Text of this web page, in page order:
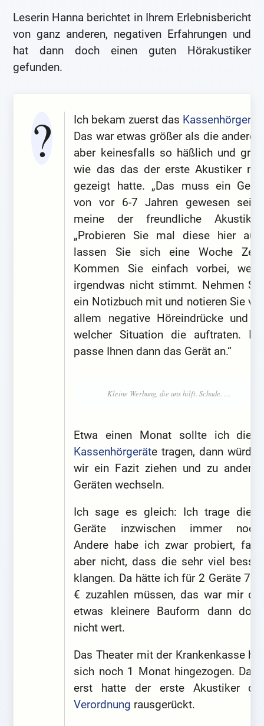
Leserin Hanna berichtet in Ihrem Erlebnisbericht
von ganz anderen, negativen Erfahrungen und
hat dann doch einen guten Hörakustiker
gefunden.
Ich bekam zuerst das Kassenhörgerät
Das war etwas größer als die anderen,
aber keinesfalls so häßlich und groß
wie das das der erste Akustiker mit
gezeigt hatte. „Das muss ein Gerät
von vor 6-7 Jahren gewesen sein“,
meine der freundliche Akustiker.
„Probieren Sie mal diese hier aus,
lassen Sie sich eine Woche Zeit.
Kommen Sie einfach vorbei, wenn
irgendwas nicht stimmt. Nehmen Sie
ein Notizbuch mit und notieren Sie vor
allem negative Höreindrücke und in
welcher Situation die auftraten. Ich
passe Ihnen dann das Gerät an.“
Etwa einen Monat sollte ich diese
Kassenhörgeräte tragen, dann würden
wir ein Fazit ziehen und zu anderen
Geräten wechseln.
Ich sage es gleich: Ich trage diese
Geräte inzwischen immer noch.
Andere habe ich zwar probiert, fand
aber nicht, dass die sehr viel besser
klangen. Da hätte ich für 2 Geräte 700
€ zuzahlen müssen, das war mir die
etwas kleinere Bauform dann doch
nicht wert.
Das Theater mit der Krankenkasse hat
sich noch 1 Monat hingezogen. Dann
erst hatte der erste Akustiker die
Verordnung rausgerückt.